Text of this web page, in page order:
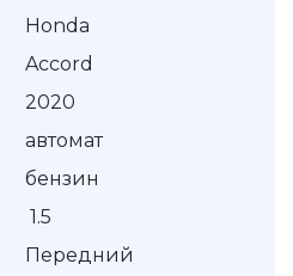
Honda
Accord
2020
автомат
бензин
1.5
Передний